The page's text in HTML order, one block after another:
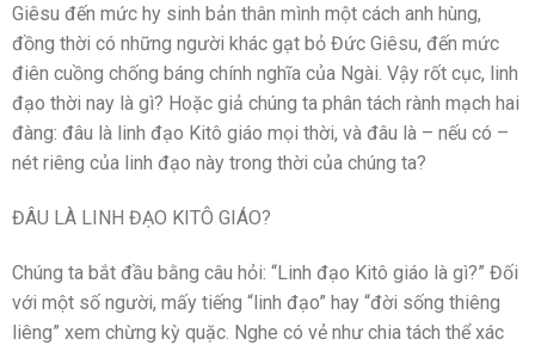
Giêsu đến mức hy sinh bản thân mình một cách anh hùng,
đồng thời có những người khác gạt bỏ Đức Giêsu, đến mức
điên cuồng chống báng chính nghĩa của Ngài. Vậy rốt cục, linh
đạo thời nay là gì? Hoặc giả chúng ta phân tách rành mạch hai
đàng: đâu là linh đạo Kitô giáo mọi thời, và đâu là – nếu có –
nét riêng của linh đạo này trong thời của chúng ta?
ĐÂU LÀ LINH ĐẠO KITÔ GIÁO?
Chúng ta bắt đầu bằng câu hỏi: “Linh đạo Kitô giáo là gì?” Đối
với một số người, mấy tiếng “linh đạo” hay “đời sống thiêng
liêng” xem chừng kỳ quặc. Nghe có vẻ như chia tách thể xác